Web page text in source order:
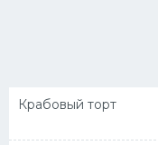
Крабовый торт